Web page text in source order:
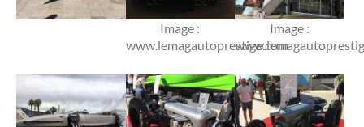
Image :
www.lemagautoprestige.com
Image :